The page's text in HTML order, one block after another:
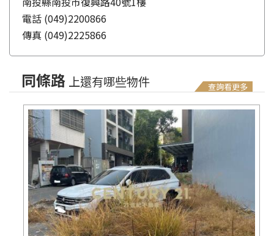
電話 (049)2200866
傳真 (049)2225866
查詢看更多
同條路 上還有哪些物件